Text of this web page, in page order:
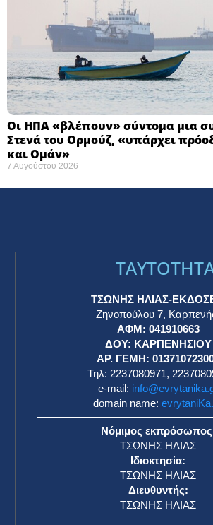
Οι ΗΠΑ «βλέπουν» σύντομα μια
Στενά του Ορμούζ, «υπάρχει
και Ομάν»
7 Αυγούστου 2026
ΤΣΩΝΗΣ ΗΛΙΑΣ-
Ζηνοπούλου 7,
ΑΦΜ: 041910663
ΔΟΥ: ΚΑΡΠΕΝΗΣΙΟΥ
ΑΡ. ΓΕΜΗ:
Τηλ: 2237080971,
e-mail:
domain name:
Νόμιμος
ΤΣΩΝΗΣ ΗΛΙΑΣ
Ιδιοκτησία:
ΤΣΩΝΗΣ ΗΛΙΑΣ
Διευθυντής:
ΤΣΩΝΗΣ ΗΛΙΑΣ